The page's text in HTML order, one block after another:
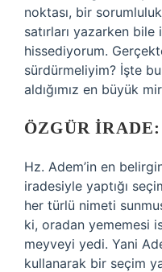
noktası, bir
satırları yazarken bile
hissediyorum.
sürdürmeliyim? İşte
aldığımız en büyük
ÖZGÜR
Hz. Adem’in en
iradesiyle yaptığı
her türlü nimeti
ki, oradan yememesi
meyveyi yedi. Yani
kullanarak bir seçim